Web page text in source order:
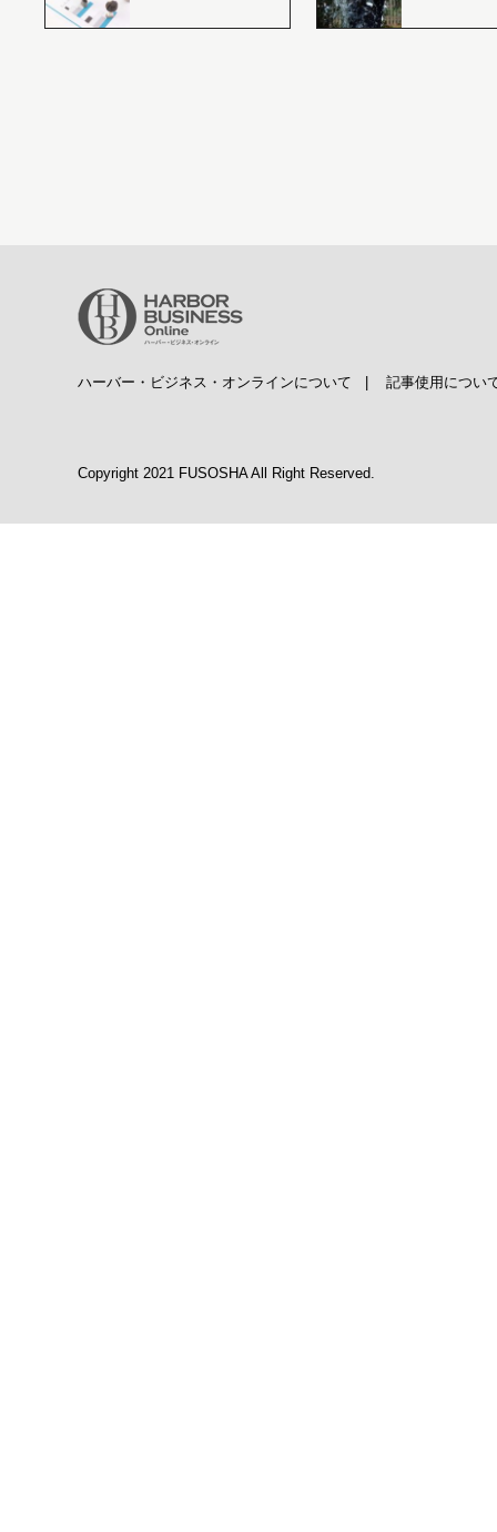
ハーバー・ビジネス・オンラインについて 記事使用につい
Copyright 2021 FUSOSHA All Right Reserved.